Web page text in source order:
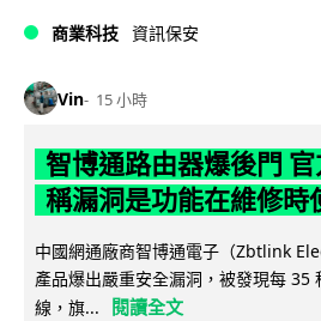
商業科技 資訊保安
Vin 15 小時
智博通路由器爆後門
稱漏洞是功能在維修時
中國網通廠商智博通電子（Zbtlink
產品爆出嚴重安全漏洞，被發現每 35
線，旗...
閱讀全文